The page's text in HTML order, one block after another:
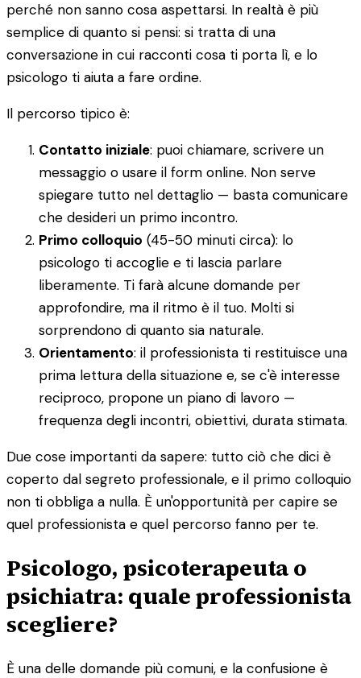
perché non sanno cosa aspettarsi. In realtà è più
semplice di quanto si pensi: si tratta di una
conversazione in cui racconti cosa ti porta lì, e lo
psicologo ti aiuta a fare ordine.
Il percorso tipico è:
Contatto iniziale: puoi chiamare, scrivere un
messaggio o usare il form online. Non serve
spiegare tutto nel dettaglio — basta comunicare
che desideri un primo incontro.
Primo colloquio (45-50 minuti circa): lo
psicologo ti accoglie e ti lascia parlare
liberamente. Ti farà alcune domande per
approfondire, ma il ritmo è il tuo. Molti si
sorprendono di quanto sia naturale.
Orientamento: il professionista ti restituisce una
prima lettura della situazione e, se c'è interesse
reciproco, propone un piano di lavoro —
frequenza degli incontri, obiettivi, durata stimata.
Due cose importanti da sapere: tutto ciò che dici è
coperto dal segreto professionale, e il primo colloquio
non ti obbliga a nulla. È un'opportunità per capire se
quel professionista e quel percorso fanno per te.
Psicologo, psicoterapeuta o
psichiatra: quale professionista
scegliere?
È una delle domande più comuni, e la confusione è